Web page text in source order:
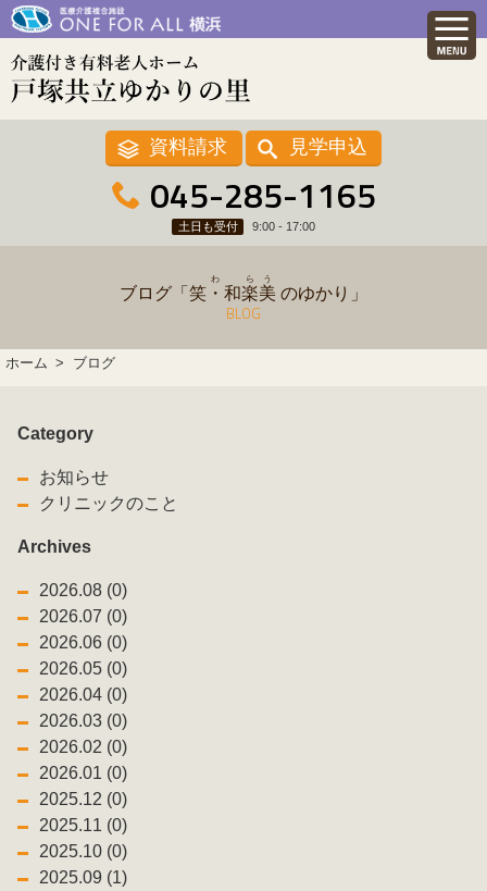
資料請求 見学申込
045-285-1165
土日も受付 9:00 - 17:00
ブログ「 笑・和
わ
楽
ら
美
う
のゆかり」
BLOG
ホーム ブログ
Category
お知らせ
クリニックのこと
Archives
2026.08 (0)
2026.07 (0)
2026.06 (0)
2026.05 (0)
2026.04 (0)
2026.03 (0)
2026.02 (0)
2026.01 (0)
2025.12 (0)
2025.11 (0)
2025.10 (0)
2025.09 (1)